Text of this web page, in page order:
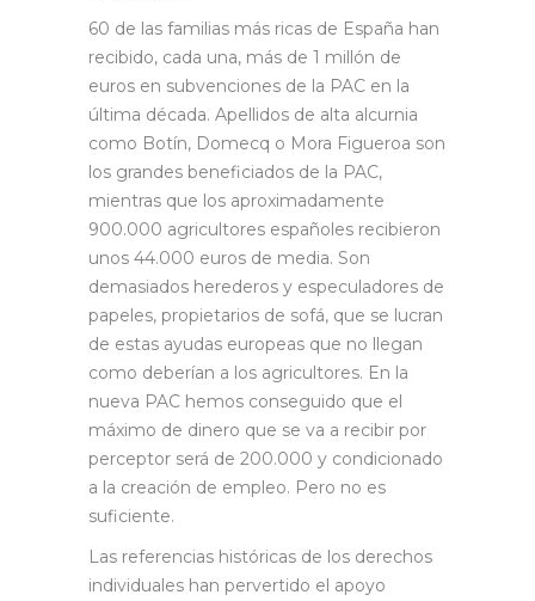
60 de las familias más ricas de España han
recibido, cada una, más de 1 millón de
euros en subvenciones de la PAC en la
última década. Apellidos de alta alcurnia
como Botín, Domecq o Mora Figueroa son
los grandes beneficiados de la PAC,
mientras que los aproximadamente
900.000 agricultores españoles recibieron
unos 44.000 euros de media. Son
demasiados herederos y especuladores de
papeles, propietarios de sofá, que se lucran
de estas ayudas europeas que no llegan
como deberían a los agricultores. En la
nueva PAC hemos conseguido que el
máximo de dinero que se va a recibir por
perceptor será de 200.000 y condicionado
a la creación de empleo. Pero no es
suficiente.
Las referencias históricas de los derechos
individuales han pervertido el apoyo